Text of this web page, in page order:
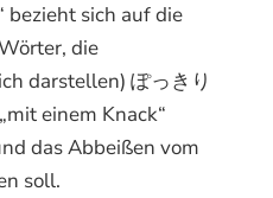
bezieht sich auf die
die
darstellen) ぽっきり
einem Knack“
das Abbeißen vom
soll.